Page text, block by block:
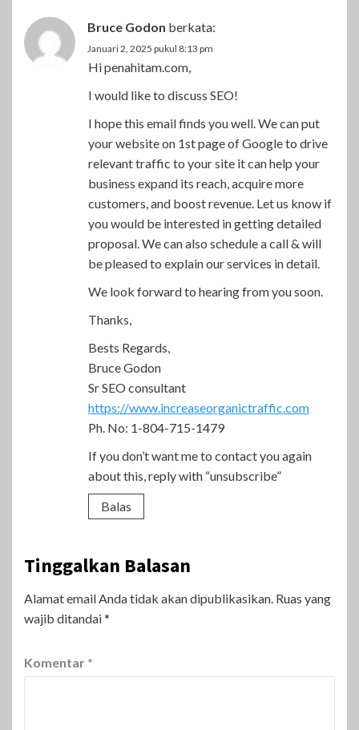
Bruce Godon berkata:
Januari 2, 2025 pukul 8:13 pm
Hi penahitam.com,
I would like to discuss SEO!
I hope this email finds you well. We can put
your website on 1st page of Google to drive
relevant traffic to your site it can help your
business expand its reach, acquire more
customers, and boost revenue. Let us know if
you would be interested in getting detailed
proposal. We can also schedule a call & will
be pleased to explain our services in detail.
We look forward to hearing from you soon.
Thanks,
Bests Regards,
Bruce Godon
Sr SEO consultant
https://www.increaseorganictraffic.com
Ph. No: 1-804-715-1479
If you don’t want me to contact you again
about this, reply with “unsubscribe”
Balas
Tinggalkan Balasan
Alamat email Anda tidak akan dipublikasikan. Ruas yang
wajib ditandai*
Komentar *